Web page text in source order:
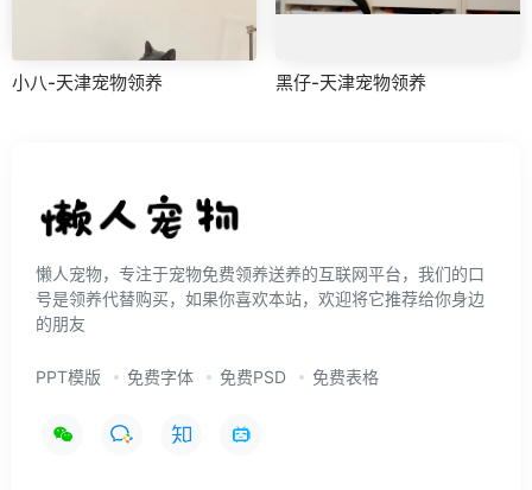
小八-天津宠物领养 黑仔-天津宠物领养
懒人宠物，专注于宠物免费领养送养的互联网平台，我们的口
号是领养代替购买，如果你喜欢本站，欢迎将它推荐给你身边
的朋友
PPT模版 免费字体 免费PSD 免费表格